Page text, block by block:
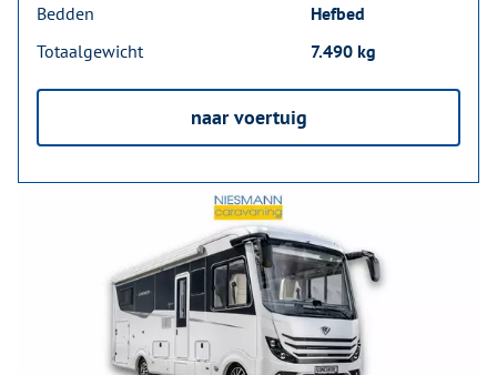
Bedden
Hefbed
Totaalgewicht
7.490 kg
naar voertuig